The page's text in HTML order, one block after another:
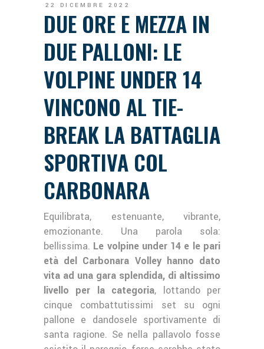
22 DICEMBRE 2022
DUE ORE E MEZZA IN
DUE PALLONI: LE
VOLPINE UNDER 14
VINCONO AL TIE-
BREAK LA BATTAGLIA
SPORTIVA COL
CARBONARA
Equilibrata, estenuante, vibrante,
emozionante. Una parola sola:
bellissima. Le volpine under 14 e le pari
età del Carbonara Volley hanno dato
vita ad una gara splendida, di altissimo
livello per la categoria, lottando per
cinque combattutissimi set su ogni
pallone e dandosele sportivamente di
santa ragione. Se nella pallavolo fosse